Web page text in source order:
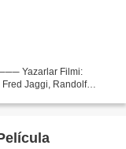
Yazarlar Filmi:
Fred Jaggi, Randolf